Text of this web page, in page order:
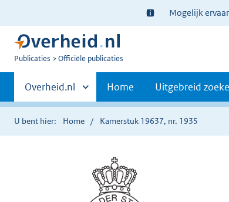
Ter
informatie:
Mogelijk
U
Publicaties Officiële publicaties
Primaire
navigatie
Andere
sites
binnen
Overheid.nl Home Uitgebreid
U bent hier: Home Kamerstuk 19637, nr. 1935